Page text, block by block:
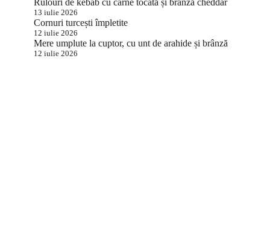
Rulouri de kebab cu carne tocată și brânză cheddar
13 iulie 2026
Cornuri turcești împletite
12 iulie 2026
Mere umplute la cuptor, cu unt de arahide și brânză
12 iulie 2026